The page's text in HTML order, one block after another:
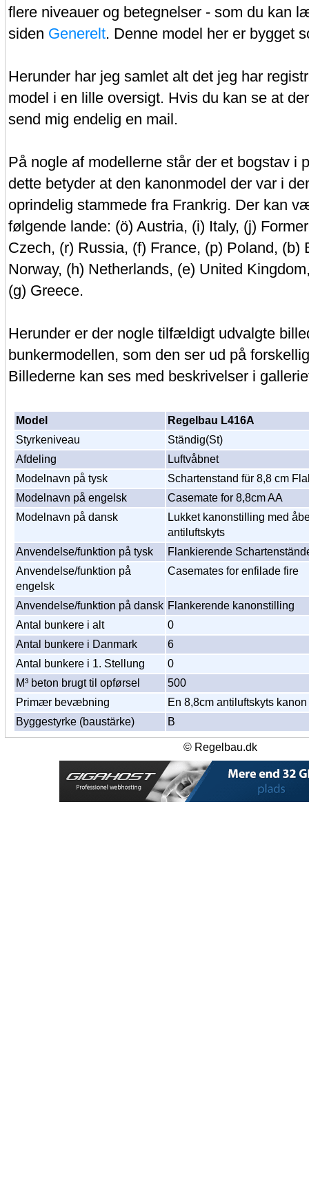
flere niveauer og betegnelser - som du kan
siden Generelt. Denne model her er bygget
Herunder har jeg samlet alt det jeg har
model i en lille oversigt. Hvis du kan se at
send mig endelig en mail.
På nogle af modellerne står der et bogstav i
dette betyder at den kanonmodel der var i
oprindelig stammede fra Frankrig. Der kan
følgende lande: (ö) Austria, (i) Italy, (j)
Czech, (r) Russia, (f) France, (p) Poland, (b)
Norway, (h) Netherlands, (e) United
(g) Greece.
Herunder er der nogle tilfældigt udvalgte
bunkermodellen, som den ser ud på
Billederne kan ses med beskrivelser i
Model
Regelbau L416A
Styrkeniveau
Ständig(St)
Afdeling
Luftvåbnet
Modelnavn på tysk
Schartenstand für 8,8 cm
Modelnavn på engelsk
Casemate for 8,8cm AA
Modelnavn på dansk
Lukket kanonstilling med
antiluftskyts
Anvendelse/funktion på tysk
Flankierende
Anvendelse/funktion på
engelsk
Casemates for enfilade fire
Anvendelse/funktion på dansk Flankerende kanonstilling
Antal bunkere i alt
0
Antal bunkere i Danmark
6
Antal bunkere i 1. Stellung
0
M³ beton brugt til opførsel
500
Primær bevæbning
En 8,8cm antiluftskyts kanon
Byggestyrke (baustärke)
B
© Regelbau.dk